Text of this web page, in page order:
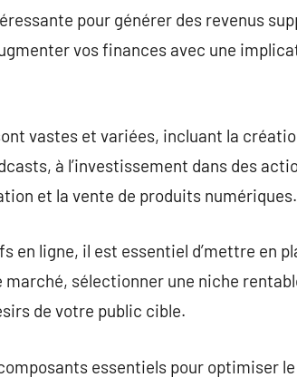
pour générer des revenus
vos finances avec une
vastes et variées, incluant la
à l’investissement dans des
et la vente de produits numériques.
en ligne, il est essentiel d’mettre en
marché, sélectionner une niche
de votre public cible.
essentiels pour optimiser